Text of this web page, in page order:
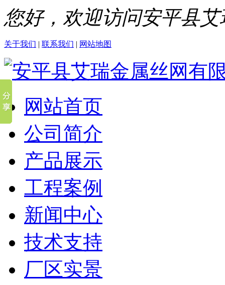
您好，欢迎访问安平县
关于我们 | 联系我们 | 网站地图
网站首页
公司简介
产品展示
工程案例
新闻中心
技术支持
厂区实景